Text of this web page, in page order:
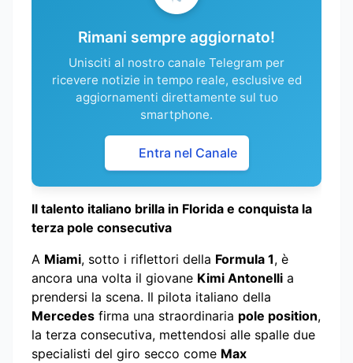
Rimani sempre aggiornato!
Unisciti al nostro canale Telegram per
ricevere notizie in tempo reale, esclusive ed
aggiornamenti direttamente sul tuo
smartphone.
Entra nel Canale
Il talento italiano brilla in Florida e conquista la
terza pole consecutiva
A Miami, sotto i riflettori della Formula 1, è
ancora una volta il giovane Kimi Antonelli a
prendersi la scena. Il pilota italiano della
Mercedes firma una straordinaria pole position,
la terza consecutiva, mettendosi alle spalle due
specialisti del giro secco come Max